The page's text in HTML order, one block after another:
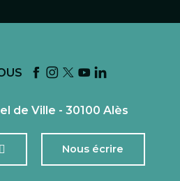
de Ville - 30100 Alès
Nous écrire